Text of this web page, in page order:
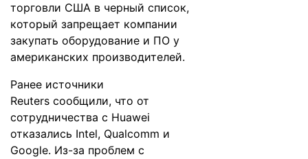
торговли США в черный список,
который запрещает компании
закупать оборудование и ПО у
американских производителей.
Ранее источники
Reuters сообщили, что от
сотрудничества с Huawei
отказались Intel, Qualcomm и
Google. Из-за проблем с